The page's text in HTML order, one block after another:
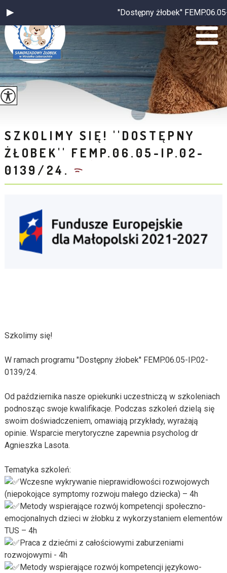
''Dostępny żłobek''
SZKOLIMY SIĘ! ''DOSTĘPNY
ŻŁOBEK'' FEMP.06.05-IP.02-
0139/24.
Szkolimy się!
W ramach programu "Dostępny żłobek'' FEMP.06.05-IP.02-
0139/24.
Od października nasze opiekunki uczestniczą w szkoleniach
podnosząc swoje kwalifikacje. Podczas szkoleń dzielą się
swoim doświadczeniem, omawiają przykłady, wyrażają
opinie. Wsparcie merytoryczne zapewnia psycholog dr
Agnieszka Lasota.
Tematyka szkoleń:
Wczesne wykrywanie nieprawidłowości rozwojowych
(niepokojące symptomy rozwoju małego dziecka) – 4h
Metody wspierające rozwój kompetencji społeczno-
emocjonalnych dzieci w żłobku z wykorzystaniem elementów
TUS – 4h
Praca z dziećmi z całościowymi zaburzeniami
rozwojowymi - 4h
Metody wspierające rozwój kompetencji językowo-